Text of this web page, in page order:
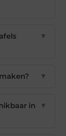
▼
▼
in
▼